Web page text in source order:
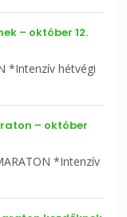
– október 12.
*Intenzív hétvégi
– október
*Intenzív